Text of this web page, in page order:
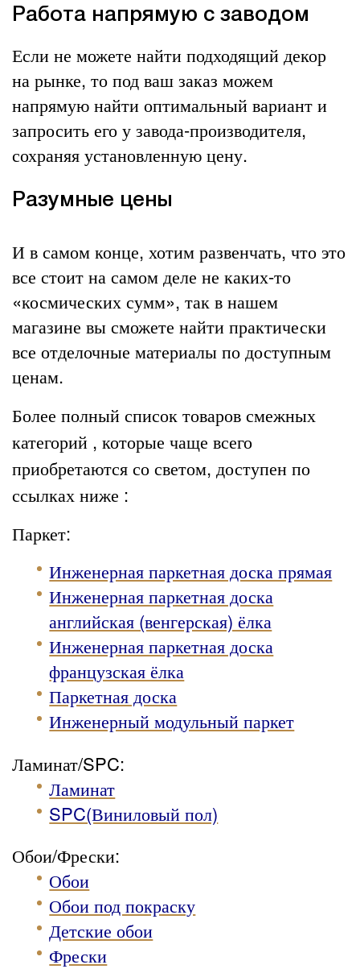
Работа напрямую с заводом
Если не можете найти подходящий декор
на рынке, то под ваш заказ можем
напрямую найти оптимальный вариант и
запросить его у завода-производителя,
сохраняя установленную цену.
Разумные цены
И в самом конце, хотим развенчать, что это
все стоит на самом деле не каких-то
«космических сумм», так в нашем
магазине вы сможете найти практически
все отделочные материалы по доступным
ценам.
Более полный список товаров смежных
категорий , которые чаще всего
приобретаются со светом, доступен по
ссылках ниже :
Паркет:
Инженерная паркетная доска прямая
Инженерная паркетная доска
английская (венгерская) ёлка
Инженерная паркетная доска
французская ёлка
Паркетная доска
Инженерный модульный паркет
Ламинат/SPC:
Ламинат
SPC(Виниловый пол)
Обои/Фрески:
Обои
Обои под покраску
Детские обои
Фрески